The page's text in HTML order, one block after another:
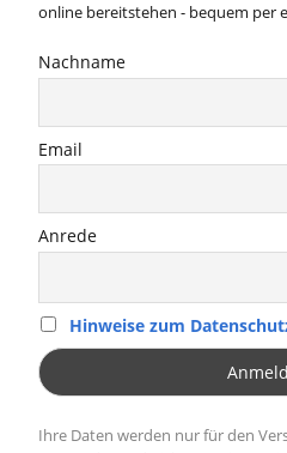
online bereitstehen - bequem per
Nachname
Email
Anrede
Hinweise zum
Ihre Daten werden nur für den